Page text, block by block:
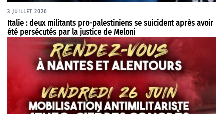
3 JUILLET 2026
Italie : deux militants pro-palestiniens se suicident après avoir
été persécutés par la justice de Meloni